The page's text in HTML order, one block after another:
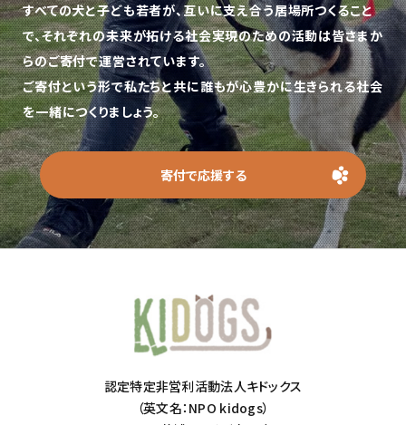
すべての犬と子ども若者が、互いに支え合う居場所つくること
で、それぞれの未来が拓ける社会実現のための活動は皆さまか
らのご寄付で運営されています。
ご寄付という形で私たちと共に誰もが心豊かに生きられる社会
を一緒につくりましょう。
寄付で応援する
認定特定非営利活動法人キドックス
（英文名：NPO kidogs）